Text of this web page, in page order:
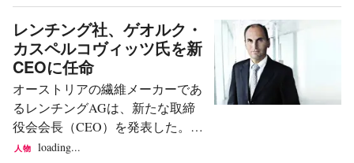
の同ブランドによって4月に発表
された。現ボッテガ・ヴェネタの
デザイナーであるルイーズ・トロ
ッターから同職を引き継いだトー
マスは、約1年半にわたりその任
を務めた。 サンローランのデザイ
ナーがカルヴェンへ ネッセルラー
トはローマの...
すると発表した。創業30周年を迎
えるアンダーアーマーにとって、
ファッションブランドとのコラボ
レーションは今回が初となる。 6
月5日に発売されるコレクション
は、アンダーアーマーの2000年代
のスポーツウェアアーカイブ、特
に機能的なベースレイヤーという
レンチング社、ゲオルク・
カスペルコヴィッツ氏を新
CEOに任命
オーストリアの繊維メーカーであ
るレンチングAGは、新たな取締
役会会長（CEO）を発表した。
CEOロヒット・アガルワル氏の退
人物 loading...